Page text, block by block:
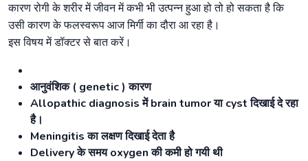
कारण रोगी के शरीर में जीवन में कभी भी उत्पन्न हुआ हो तो हो सकता है कि
उसी कारण के फलस्वरूप आज मिर्गी का दौरा आ रहा है।
इस विषय में डॉक्टर से बात करें।
आनुवंशिक ( genetic ) कारण
Allopathic diagnosis में brain tumor या cyst दिखाई दे रहा
है।
Meningitis का लक्षण दिखाई देता है
Delivery के समय oxygen की कमी हो गयी थी